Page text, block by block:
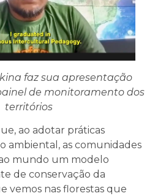
faz sua apresentação
de monitoramento dos
territórios
ao adotar práticas
ambiental, as comunidades
mundo um modelo
de conservação da
vemos nas florestas que